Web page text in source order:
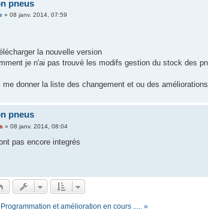
pneus
» 08 janv. 2014, 07:59
la nouvelle version
je n'ai pas trouvé les modifs gestion du stock des
me donner la liste des changement et ou des améliorations
pneus
» 08 janv. 2014, 08:04
pas encore integrés
et amélioration en cours ..... »